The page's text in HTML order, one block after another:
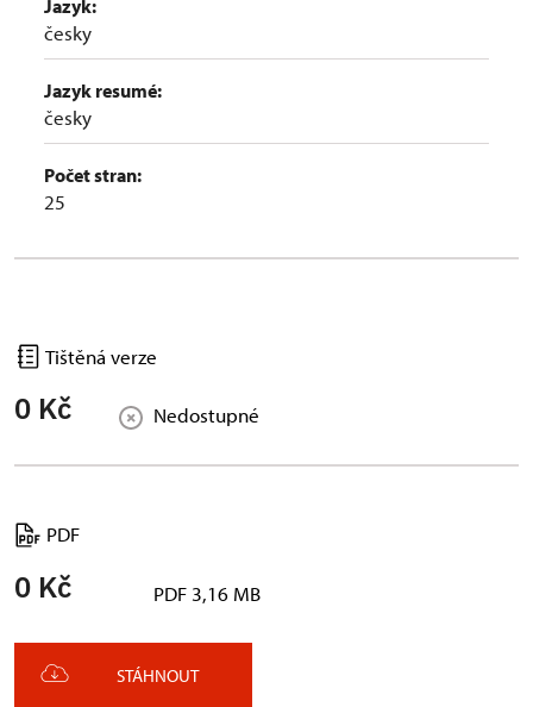
Jazyk:
česky
Jazyk resumé:
česky
Počet stran:
25
Tištěná verze
0 Kč Nedostupné
PDF
0 Kč PDF 3,16 MB
STÁHNOUT